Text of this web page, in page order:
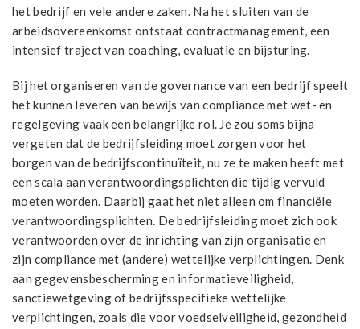
het bedrijf en vele andere zaken. Na het sluiten van de
arbeidsovereenkomst ontstaat contractmanagement, een
intensief traject van coaching, evaluatie en bijsturing.
Bij het organiseren van de governance van een bedrijf speelt
het kunnen leveren van bewijs van compliance met wet- en
regelgeving vaak een belangrijke rol. Je zou soms bijna
vergeten dat de bedrijfsleiding moet zorgen voor het
borgen van de bedrijfscontinuïteit, nu ze te maken heeft met
een scala aan verantwoordingsplichten die tijdig vervuld
moeten worden. Daarbij gaat het niet alleen om financiële
verantwoordingsplichten. De bedrijfsleiding moet zich ook
verantwoorden over de inrichting van zijn organisatie en
zijn compliance met (andere) wettelijke verplichtingen. Denk
aan gegevensbescherming en informatieveiligheid,
sanctiewetgeving of bedrijfsspecifieke wettelijke
verplichtingen, zoals die voor voedselveiligheid, gezondheid